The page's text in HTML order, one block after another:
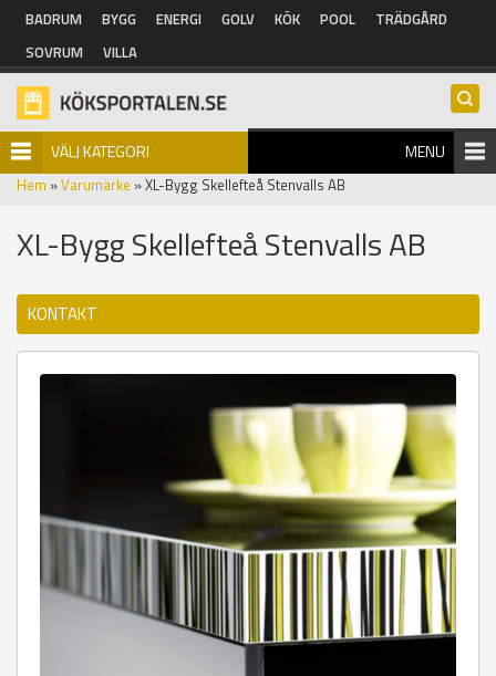
Hoppa till huvudinnehåll
BADRUM BYGG ENERGI GOLV KÖK POOL
TRÄDGÅRD
SOVRUM
VILLA
VÄLJ KATEGORI MENU
Hem »Varumärke » XL-Bygg Skellefteå Stenvalls AB
XL-Bygg Skellefteå Stenvalls AB
KONTAKT